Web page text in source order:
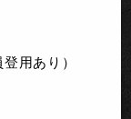
用あり）